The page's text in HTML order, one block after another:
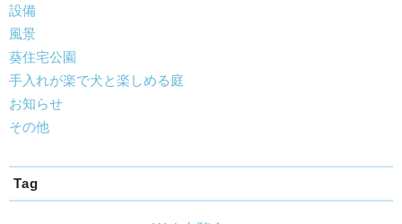
設備
風景
葵住宅公園
手入れが楽で犬と楽しめる庭
お知らせ
その他
Tag